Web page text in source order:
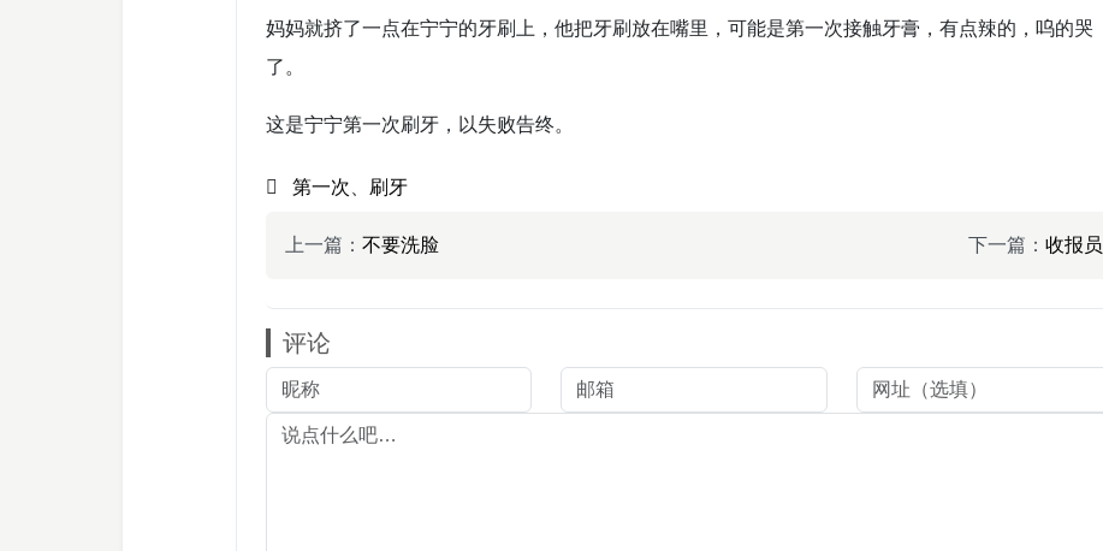
妈妈就挤了一点在宁宁的牙刷上，他把牙刷放在嘴里，可能是第一次接触牙膏，有点辣的，呜的哭
了。
这是宁宁第一次刷牙，以失败告终。
第一次 刷牙
上一篇： 不要洗脸 下一篇： 收报员
评论